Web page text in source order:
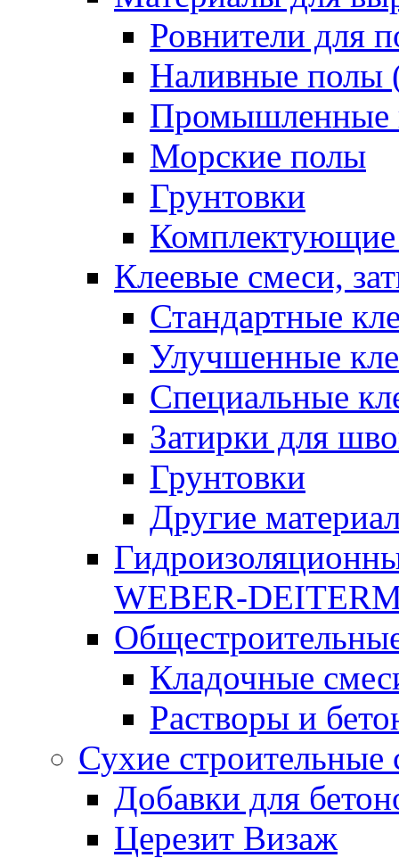
Ровнители для
Наливные полы
Промышленные
Морские полы
Грунтовки
Клеевые смеси,
Стандартные
Улучшенные
Специальные
Затирки для
Грунтовки
Другие
WEBER-
Кладочные
Растворы и
Сухие строительные
Добавки для
Церезит Визаж